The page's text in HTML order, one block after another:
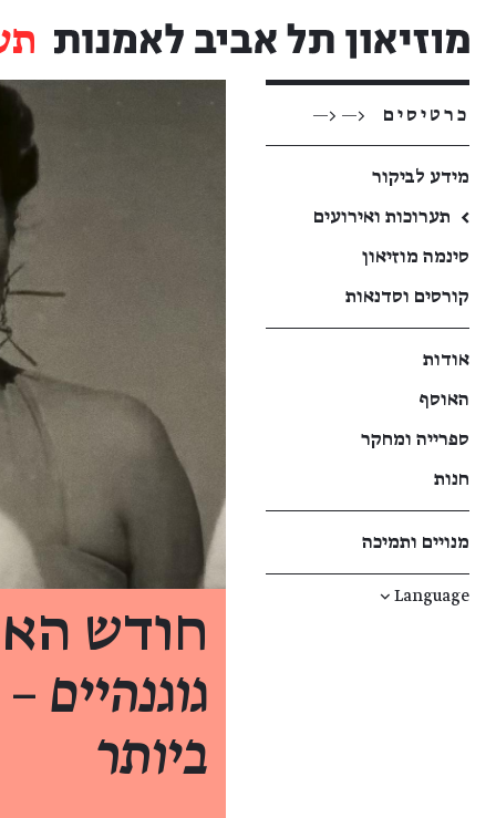
כרטיסים <— <—
מידע לביקור
←
תערוכות ואירועים
סינמה מוזיאון
קורסים וסדנאות
אודות
האוסף
ספרייה ומחקר
חנות
מנויים ותמיכה
Language
↓
חודש
ביותר